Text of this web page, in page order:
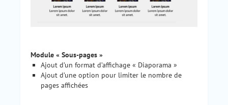
Module « Sous-pages »
Ajout d’un format d’affichage « Diaporama »
Ajout d’une option pour limiter le nombre de
pages affichées